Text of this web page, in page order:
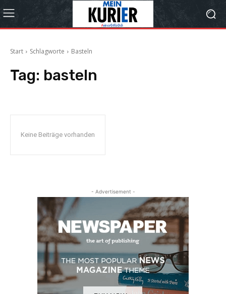
Start Schlagworte Basteln
Tag: basteln
Keine Beiträge vorhanden
- Advertisement -